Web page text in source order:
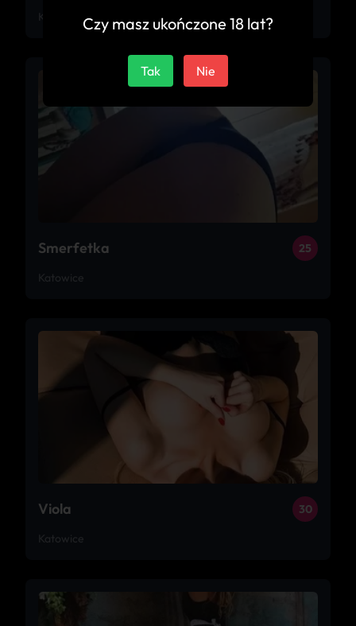
Katowice
Smerfetka 25
Katowice
Viola 30
Katowice
Czy masz ukończone 18 lat?
Tak Nie